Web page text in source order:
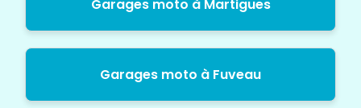
Garages moto à Martigues
Garages moto à Fuveau